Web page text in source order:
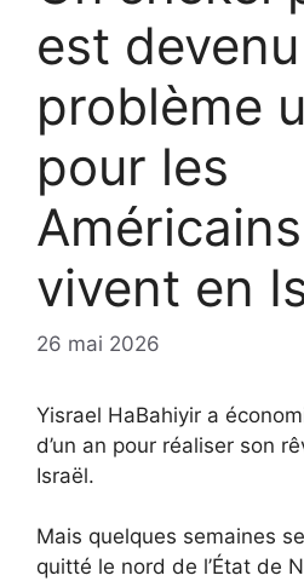
est
problème
pour les
vivent en
26 mai 2026
Yisrael HaBahiyir a
d’un an pour réaliser son
Israël.
Mais quelques semaines
quitté le nord de l’État de